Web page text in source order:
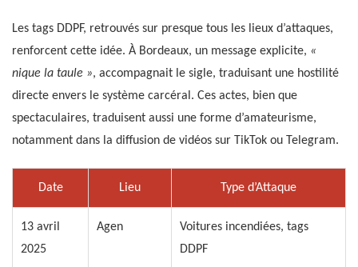
Les tags DDPF, retrouvés sur presque tous les lieux d’attaques,
renforcent cette idée. À Bordeaux, un message explicite, «
nique la taule », accompagnait le sigle, traduisant une hostilité
directe envers le système carcéral. Ces actes, bien que
spectaculaires, traduisent aussi une forme d’amateurisme,
notamment dans la diffusion de vidéos sur TikTok ou Telegram.
Date Lieu Type d’Attaque
13 avril
2025
Agen
Voitures incendiées, tags
DDPF